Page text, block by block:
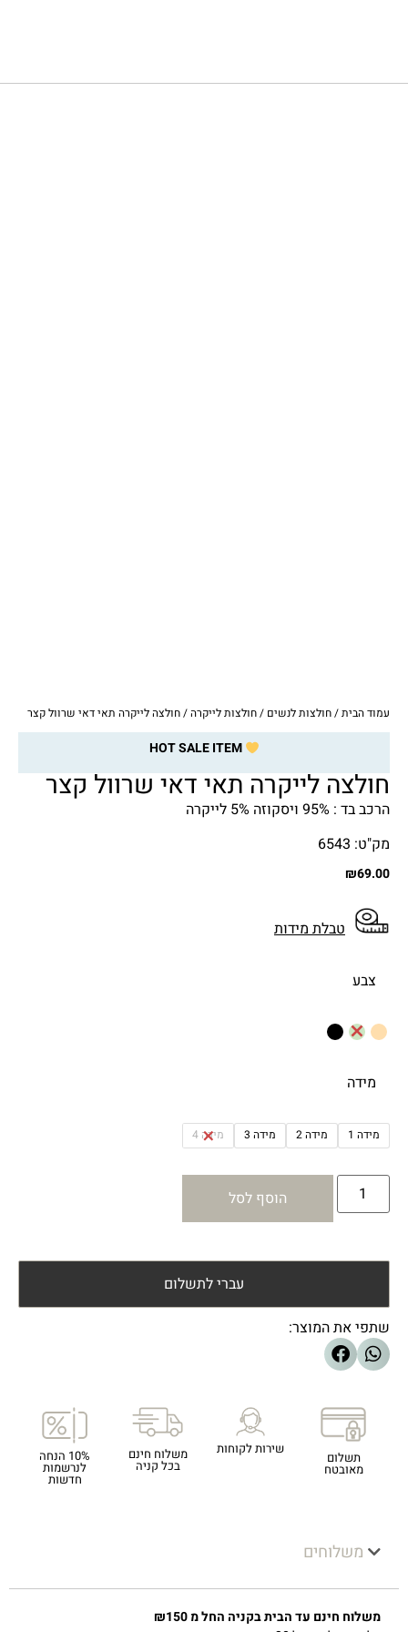
עמוד הבית/חולצות לנשים /חולצות לייקרה/ חולצה לייקרה תאי דאי שרוול קצר
HOT SALE ITEM
חולצה לייקרה תאי דאי שרוול קצר
הרכב בד : 95% ויסקוזה 5% לייקרה
מק"ט: 6543
₪69.00
טבלת מידות
צבע
מידה
מידה 1 מידה 2 מידה 3 מידה 4
הוסף לסל
עברי לתשלום
שתפי את המוצר:
תשלום
מאובטח
שירות לקוחות משלוח חינם
בכל קניה
10% הנחה
לנרשמות
חדשות
משלוחים
משלוח חינם עד הבית בקניה החל מ ₪150